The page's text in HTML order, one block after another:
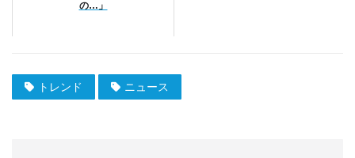
の…」
トレンド ニュース